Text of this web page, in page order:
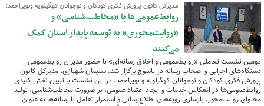
مدیرکل کانون پرورش فکری کودکان و نوجوانان کهگیلویه وبویراحمد:
روابط‌عمومی‌ها با «مخاطب‌شناسی» و
«روایت‌محوری» به توسعه پایدار استان کمک
می‌کنند
دومین نشست تعاملی «روابط‌عمومی و اخلاق رسانه‌ای» با حضور مدیران روابط‌عمومی
دستگاه‌های اجرایی و اصحاب رسانه در یاسوج برگزار شد. سلیمان شهبازی، مدیرکل کانون
پرورش فکری کودکان و نوجوانان کهگیلویه و بویراحمد، در این نشست با تبیین نقش کلیدی
روابط‌عمومی‌ها در انعکاس خدمات و ایجاد اعتماد عمومی، بر ضرورت مخاطب‌شناسی، تولید
محتوای روایت‌محور، بازسازی رویه‌های اطلاع‌رسانی و استمرار تعامل با رسانه‌ها به عنوان